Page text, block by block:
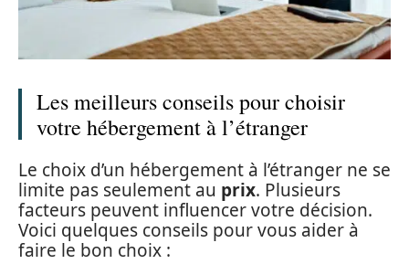
Les meilleurs conseils pour choisir
votre hébergement à l’étranger
Le choix d’un hébergement à l’étranger ne se
limite pas seulement au prix. Plusieurs
facteurs peuvent influencer votre décision.
Voici quelques conseils pour vous aider à
faire le bon choix :